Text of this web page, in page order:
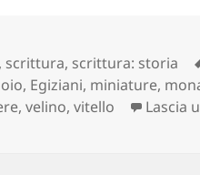
, scrittura, scrittura: storia
, Egiziani, miniature,
,velino,vitello Lascia